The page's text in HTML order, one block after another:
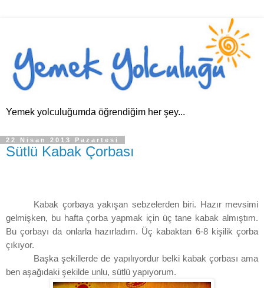
Yemek yolculuğumda öğrendiğim her şey...
22 Nisan 2013 Pazartesi
Sütlü Kabak Çorbası
Kabak çorbaya yakışan sebzelerden biri. Hazır mevsimi
gelmişken, bu hafta çorba yapmak için üç tane kabak almıştım.
Bu çorbayı da onlarla hazırladım. Üç kabaktan 6-8 kişilik çorba
çıkıyor.
Başka şekillerde de yapılıyordur belki kabak çorbası ama
ben aşağıdaki şekilde unlu, sütlü yapıyorum.